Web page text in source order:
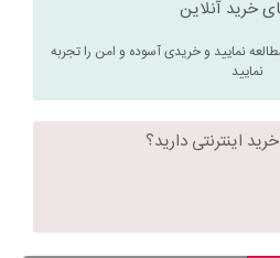
خرید آنلاین
نمایید و خریدی آسوده و امن را تجربه
نمایید
اینترنتی دارید؟